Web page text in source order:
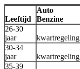
Leeftijd
Auto
Benzine
26-30
jaar
kwartregeling
30-34
jaar
kwartregeling
35-39